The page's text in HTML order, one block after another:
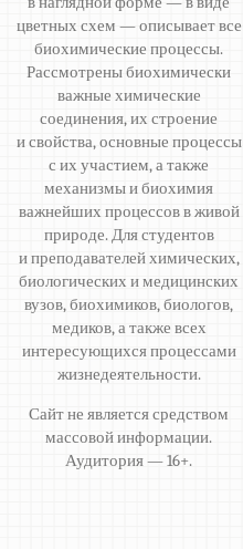
цветных схем — описывает все
биохимические процессы.
Рассмотрены биохимически
важные химические
соединения, их строение
и свойства, основные процессы
с их участием, а также
механизмы и биохимия
важнейших процессов в живой
природе. Для студентов
и преподавателей химических,
биологических и медицинских
вузов, биохимиков, биологов,
медиков, а также всех
интересующихся процессами
жизнедеятельности.
Сайт не является средством
массовой информации.
Аудитория — 16+.